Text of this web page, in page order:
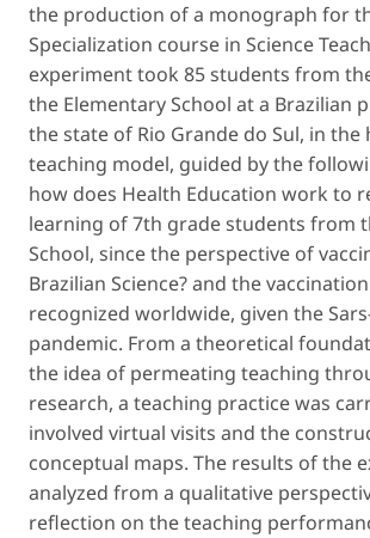
the production of a monograph for
Specialization course in Science
experiment took 85 students from
the Elementary School at a Brazilian
the state of Rio Grande do Sul, in the
teaching model, guided by the
how does Health Education work to
learning of 7th grade students from
School, since the perspective of
Brazilian Science? and the
recognized worldwide, given the
pandemic. From a theoretical
the idea of permeating teaching
research, a teaching practice was
involved virtual visits and the
conceptual maps. The results of the
analyzed from a qualitative
reflection on the teaching